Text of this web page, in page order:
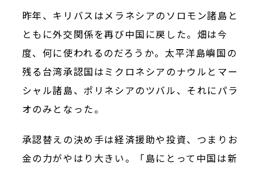
昨年、キリバスはメラネシアのソロモン諸島と
ともに外交関係を再び中国に戻した。畑は今
度、何に使われるのだろうか。太平洋島嶼国の
残る台湾承認国はミクロネシアのナウルとマー
シャル諸島、ポリネシアのツバル、それにパラ
オのみとなった。
承認替えの決め手は経済援助や投資、つまりお
金の力がやはり大きい。「島にとって中国は新